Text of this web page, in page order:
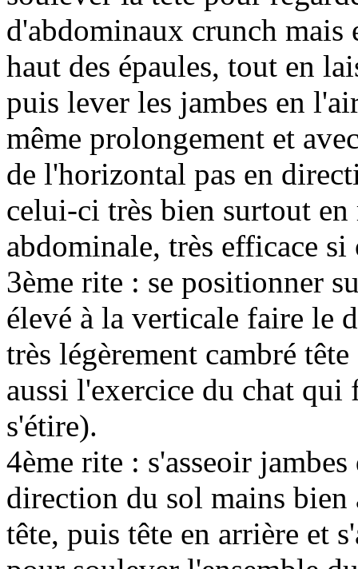
d'abdominaux crunch mais
haut des épaules, tout en
puis lever les jambes en
même prolongement et
de l'horizontal pas en
celui-ci très bien surtout en
abdominale, très efficace
3ème rite : se positionner
élevé à la verticale faire le
très légèrement cambré
aussi l'exercice du chat
s'étire).
4ème rite : s'asseoir
direction du sol mains
tête, puis tête en arrière et